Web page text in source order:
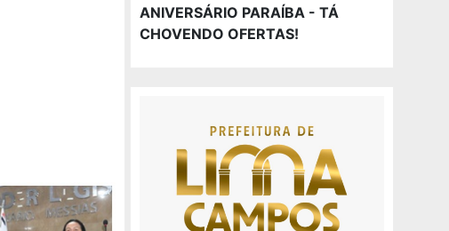
ANIVERSÁRIO PARAÍBA - TÁ
CHOVENDO OFERTAS!